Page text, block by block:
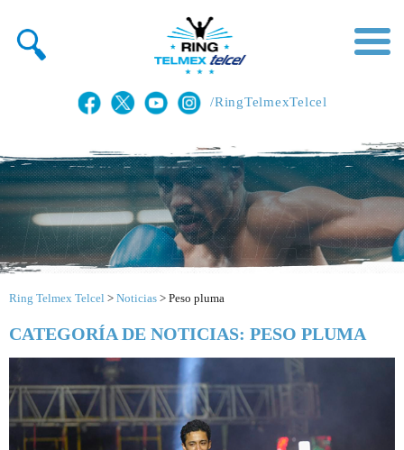
/RingTelmexTelcel
Ring Telmex Telcel > Noticias > Peso pluma
CATEGORÍA DE NOTICIAS: PESO PLUMA